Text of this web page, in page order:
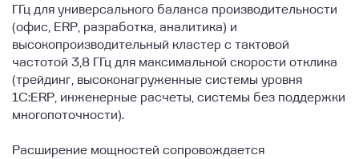
ГГц для универсального баланса производительности
(офис, ERP, разработка, аналитика) и
высокопроизводительный кластер с тактовой
частотой 3,8 ГГц для максимальной скорости отклика
(трейдинг, высоконагруженные системы уровня
1С:ERP, инженерные расчеты, системы без поддержки
многопоточности).
Расширение мощностей сопровождается